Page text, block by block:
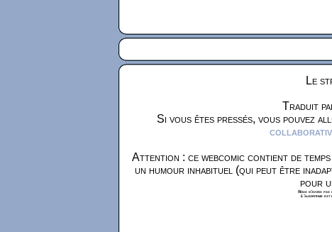
Le
Traduit
Si vous êtes pressés, vous pouvez
Attention : ce webcomic contient de
un humour inhabituel (qui peut être
pour
Nous n'avons pas
L'algorithme est